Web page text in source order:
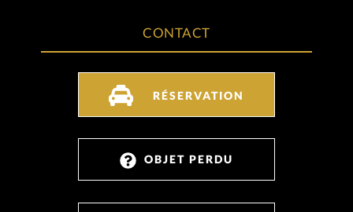
CONTACT
RÉSERVATION
OBJET PERDU